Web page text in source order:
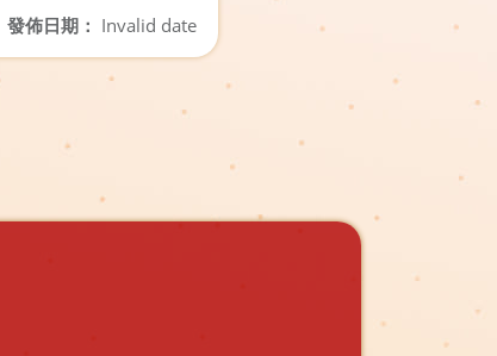
發佈日期： Invalid date